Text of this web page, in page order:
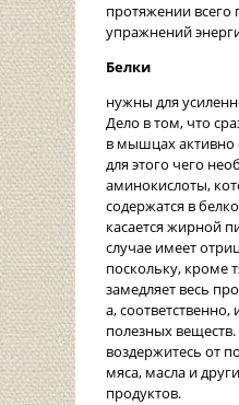
протяжении
упражнений
Белки
нужны для
Дело в том, что
в мышцах активно
для этого чего
аминокислоты,
содержатся в
касается жирной
случае имеет
поскольку, кроме
замедляет весь
а, соответственно,
полезных
воздержитесь от
мяса, масла и
продуктов.